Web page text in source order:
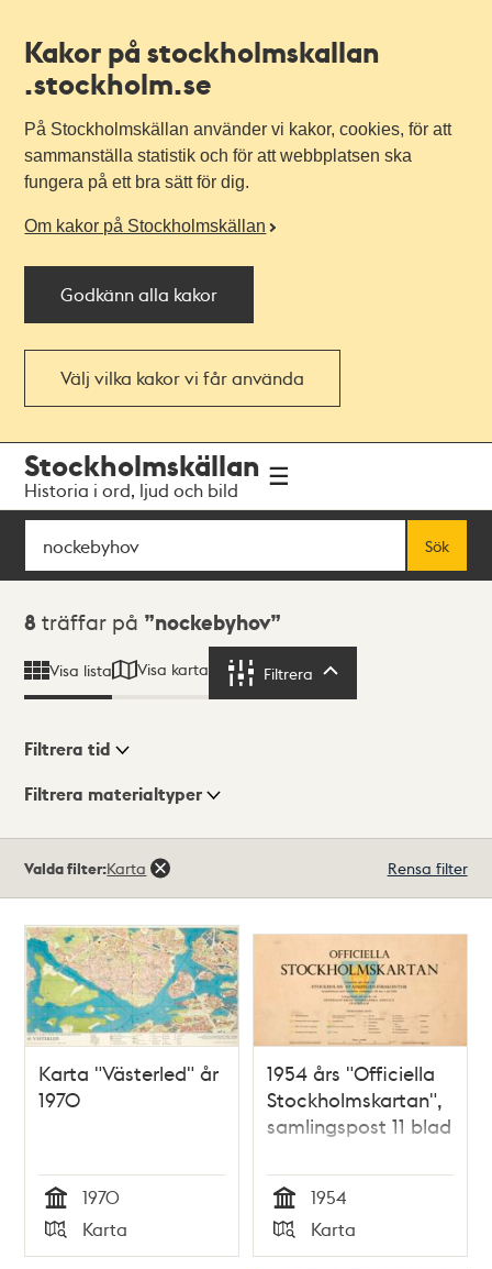
Kakor på stockholmskallan
.stockholm.se
På Stockholmskällan använder vi kakor, cookies, för att
sammanställa statistik och för att webbplatsen ska
fungera på ett bra sätt för dig.
Om kakor på Stockholmskällan
Godkänn alla kakor
Välj vilka kakor vi får använda
navigationen
huvudinnehållet
Stockholmskällan
Historia i ord, ljud och bild
Sök
Sök
Sökresultat
8 träffar på nockebyhov
Visa lista Visa karta Filtrera
Visningsläge
Filtrera tid
Filtrera materialtyper
träffar
Valda filter:Karta Rensa filter
Karta "Västerled" år
1970
Tid
1970
Typ
Karta
1954 års "Officiella
Stockholmskartan",
samlingspost 11 blad
Tid
1954
Typ
Karta